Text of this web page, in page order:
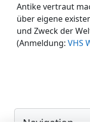
Antike vertraut
über eigene
und Zweck der
(Anmeldung: VHS
Blöcke
Navigation
Navigation